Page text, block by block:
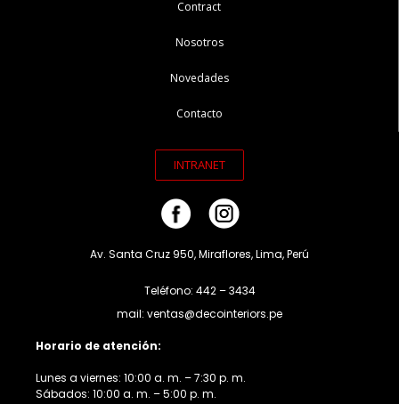
Contract
Nosotros
Novedades
Contacto
INTRANET
Av. Santa Cruz 950, Miraflores, Lima, Perú
Teléfono: 442 – 3434
mail: ventas@decointeriors.pe
Horario de atención:
Lunes a viernes: 10:00 a. m. – 7:30 p. m.
Sábados: 10:00 a. m. – 5:00 p. m.